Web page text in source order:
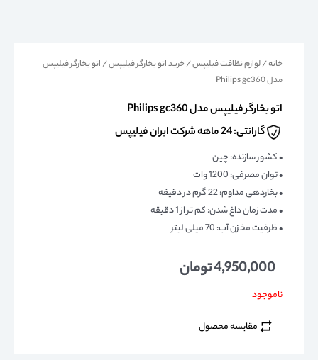
خانه/لوازم نظافت فیلیپس/خرید اتو بخارگر فیلیپس/ اتو بخارگر فیلیپس
مدل Philips gc360
اتو بخارگر فیلیپس مدل Philips gc360
گارانتی: 24 ماهه شرکت ایران فیلیپس
• کشور سازنده: چین
• توان مصرفی: 1200 وات
• بخاردهی مداوم: 22 گرم در دقیقه
• مدت زمان داغ شدن: کم تر از 1 دقیقه
• ظرفیت مخزن آب: 70 میلی لیتر
4,950,000تومان
ناموجود
مقایسه محصول